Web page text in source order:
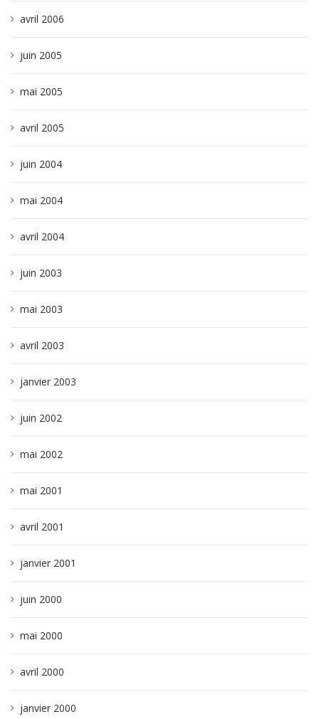
avril 2006
juin 2005
mai 2005
avril 2005
juin 2004
mai 2004
avril 2004
juin 2003
mai 2003
avril 2003
janvier 2003
juin 2002
mai 2002
mai 2001
avril 2001
janvier 2001
juin 2000
mai 2000
avril 2000
janvier 2000